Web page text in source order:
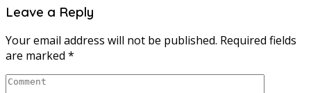
Leave a Reply
Your email address will not be published. Required fields
are marked *